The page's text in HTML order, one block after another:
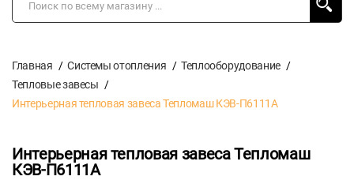
Главная Системы отопления
Теплооборудование
Тепловые завесы
Интерьерная тепловая завеса Тепломаш КЭВ-П6111A
Интерьерная тепловая завеса Тепломаш
КЭВ-П6111A